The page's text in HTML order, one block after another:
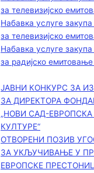
за телевизијско
Набавка услуге
за телевизијско
Набавка услуге
за радијско
ЈАВНИ КОНКУРС ЗА
ЗА ДИРЕКТОРА
„НОВИ САД-
КУЛТУРЕ“
ОТВОРЕНИ ПОЗИВ
ЗА УКЉУЧИВАЊЕ У
ЕВРОПСКЕ